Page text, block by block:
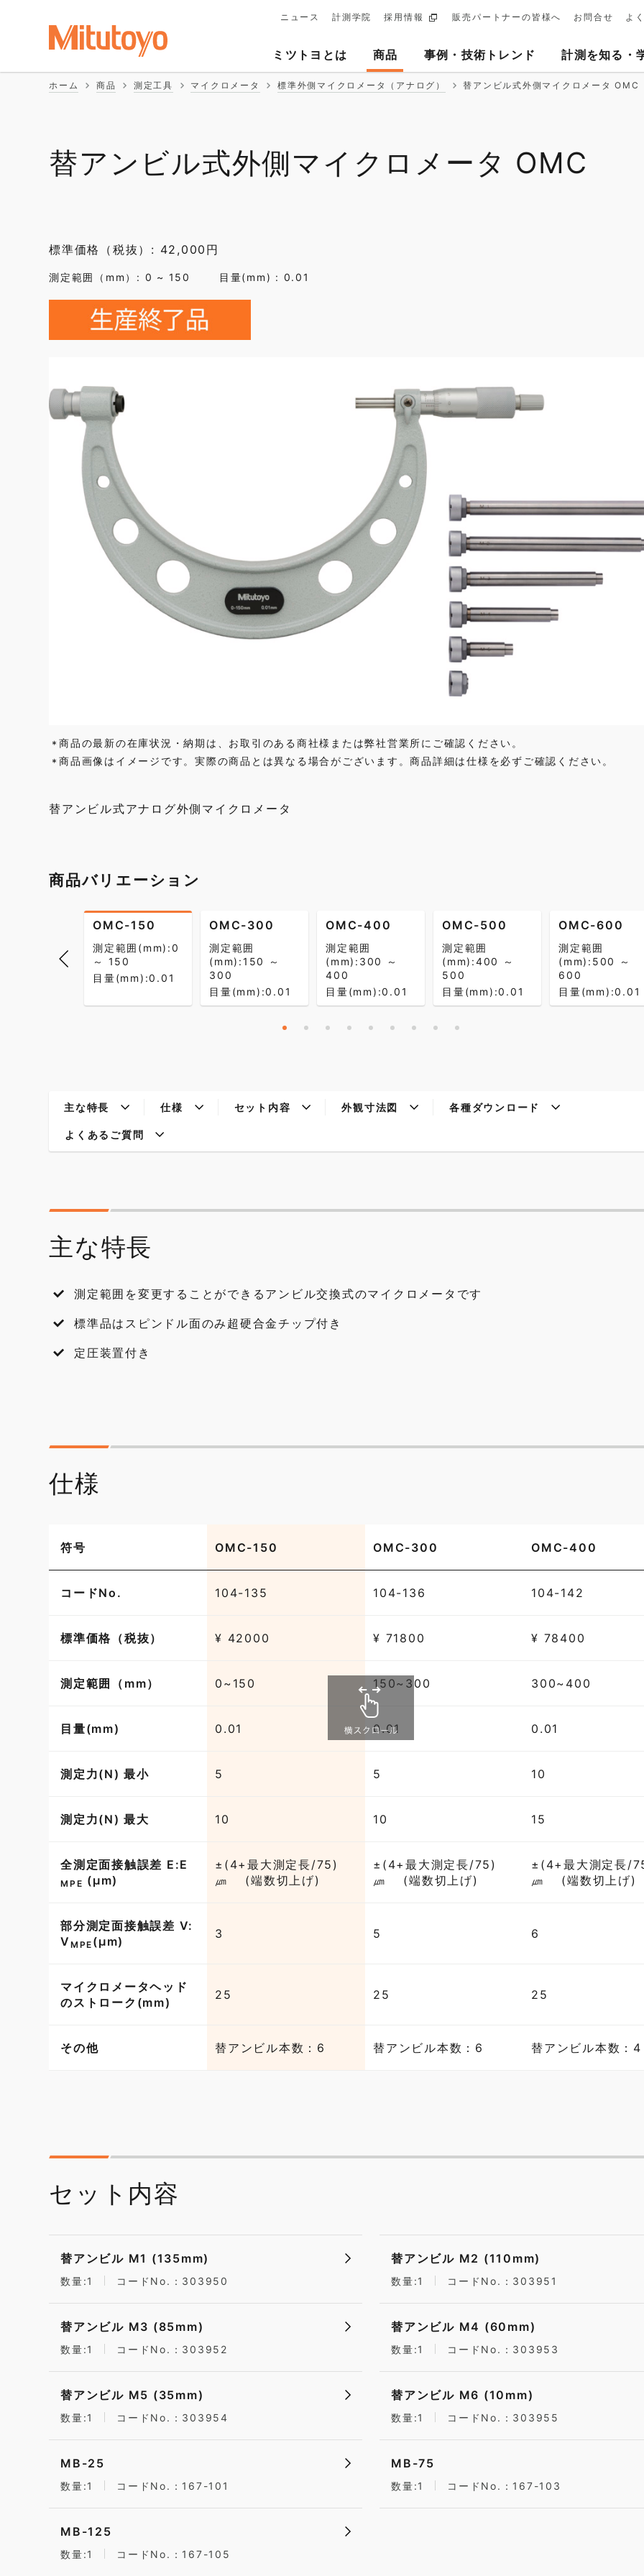
Secondary
Navigation
ミツトヨとは 商品 事例・技術トレンド 計測を知る・
メ
イ
ン
ビ
ゲ
ニュース 計測学院 採用情報 販売パートナーの皆様へ お問合せ よ
ホーム 商品 測定工具 マイクロメータ 標準外側マイクロメータ（アナログ） 替アンビル式外側マイクロメータ OMC
替アンビル式外側マイクロメータ OMC
標準価格（税抜）: 42,000円
測定範囲（mm）: 0 ~ 150 目量(mm) : 0.01
* 商品の最新の在庫状況・納期は、お取引のある商社様または弊社営業所にご確認ください。
* 商品画像はイメージです。実際の商品とは異なる場合がございます。商品詳細は仕様を必ずご確認ください。
替アンビル式アナログ外側マイクロメータ
商品バリエーション
OMC-150
測定範囲(mm):0
～ 150
目量(mm):0.01
OMC-300
測定範囲
(mm):150 ～
300
目量(mm):0.01
OMC-400
測定範囲
(mm):300 ～
400
目量(mm):0.01
OMC-500
測定範囲
(mm):400 ～
500
目量(mm):0.01
OMC-600
測定範囲
(mm):500 ～
600
目量(mm):0.01
主な特長 仕様 セット内容 外観寸法図 各種ダウンロード
よくあるご質問
主な特長
測定範囲を変更することができるアンビル交換式のマイクロメータです
標準品はスピンドル面のみ超硬合金チップ付き
定圧装置付き
仕様
符号 OMC-150 OMC-300 OMC-400
コードNo. 104-135 104-136 104-142
標準価格（税抜） ¥ 42000 ¥ 71800 ¥ 78400
測定範囲（mm）
目量(mm) 0.01 0.01 0.01
測定力(N) 最小 5 5 10
測定力(N) 最大 10 10 15
全測定面接触誤差 E:E
MPE (µm)
±(4+最大測定長/75)
㎛ (端数切上げ)
±(4+最大測定長/75)
㎛ (端数切上げ)
±(4+最大測定長/
㎛ (端数切上げ)
部分測定面接触誤差 V:
V MPE (µm)
3 5 6
マイクロメータヘッド
のストローク(mm)
25 25 25
その他 替アンビル本数：6 替アンビル本数：6 替アンビル本数：4
セット内容
替アンビル M1 (135mm)
数量:1 コードNo.：303950
替アンビル M2 (110mm)
数量:1 コードNo.：303951
替アンビル M3 (85mm)
数量:1 コードNo.：303952
替アンビル M4 (60mm)
数量:1 コードNo.：303953
替アンビル M5 (35mm)
数量:1 コードNo.：303954
替アンビル M6 (10mm)
数量:1 コードNo.：303955
MB-25
数量:1 コードNo.：167-101
MB-75
数量:1 コードNo.：167-103
MB-125
数量:1 コードNo.：167-105